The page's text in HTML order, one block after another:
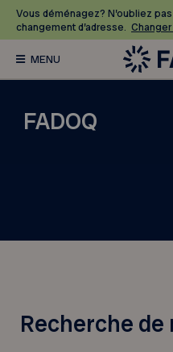
Vous déménagez? N’oubliez
changement d’adresse.
FADOQ
Recherche de